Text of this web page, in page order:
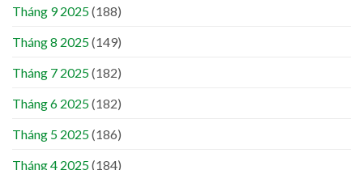
Tháng 9 2025(188)
Tháng 8 2025(149)
Tháng 7 2025(182)
Tháng 6 2025(182)
Tháng 5 2025(186)
Tháng 4 2025(184)